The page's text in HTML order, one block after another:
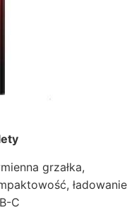
grzałka,
ładowanie
C